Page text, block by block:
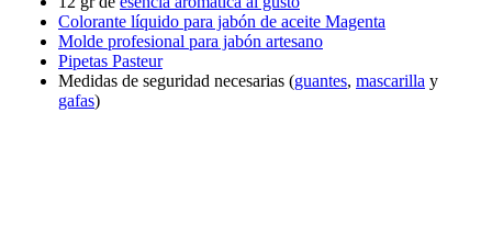
Colorante líquido para jabón de aceite Magenta
Molde profesional para jabón artesano
Pipetas Pasteur
Medidas de seguridad necesarias (guantes, mascarilla y
gafas)